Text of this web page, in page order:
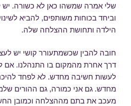
שלי אמרה שמשהו כאן לא כשורה. יש
וביחד בכוחות משותפים, להביא
הילדה ותחושת ההצלחה שלה.
חובה להבין שכשמתעורר קושי יש
דרך אחרת מהמקום בו התנהלנו. אם
לעשות חשיבה מחדש. לא לפחד
מחדש. גם אני כמורה, גם ההורים
מעכב את בתם מההצלחה וכמובן